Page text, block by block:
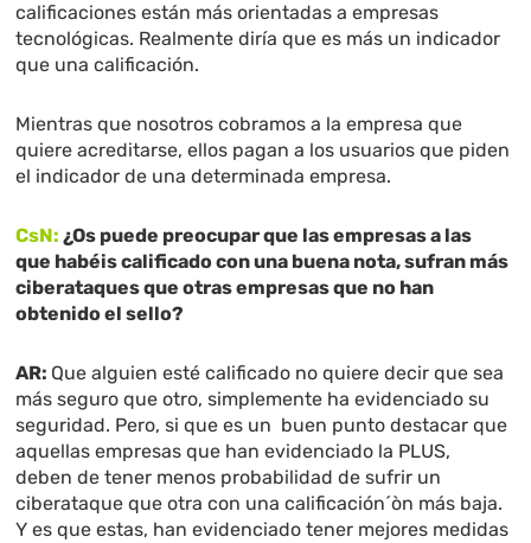
calificaciones están más orientadas a empresas
tecnológicas. Realmente diría que es más un indicador
que una calificación.
Mientras que nosotros cobramos a la empresa que
quiere acreditarse, ellos pagan a los usuarios que piden
el indicador de una determinada empresa.
CsN:¿Os puede preocupar que las empresas a las
que habéis calificado con una buena nota, sufran más
ciberataques que otras empresas que no han
obtenido el sello?
AR: Que alguien esté calificado no quiere decir que sea
más seguro que otro, simplemente ha evidenciado su
seguridad. Pero, si que es un buen punto destacar que
aquellas empresas que han evidenciado la PLUS,
deben de tener menos probabilidad de sufrir un
ciberataque que otra con una calificación´òn más baja.
Y es que estas, han evidenciado tener mejores medidas